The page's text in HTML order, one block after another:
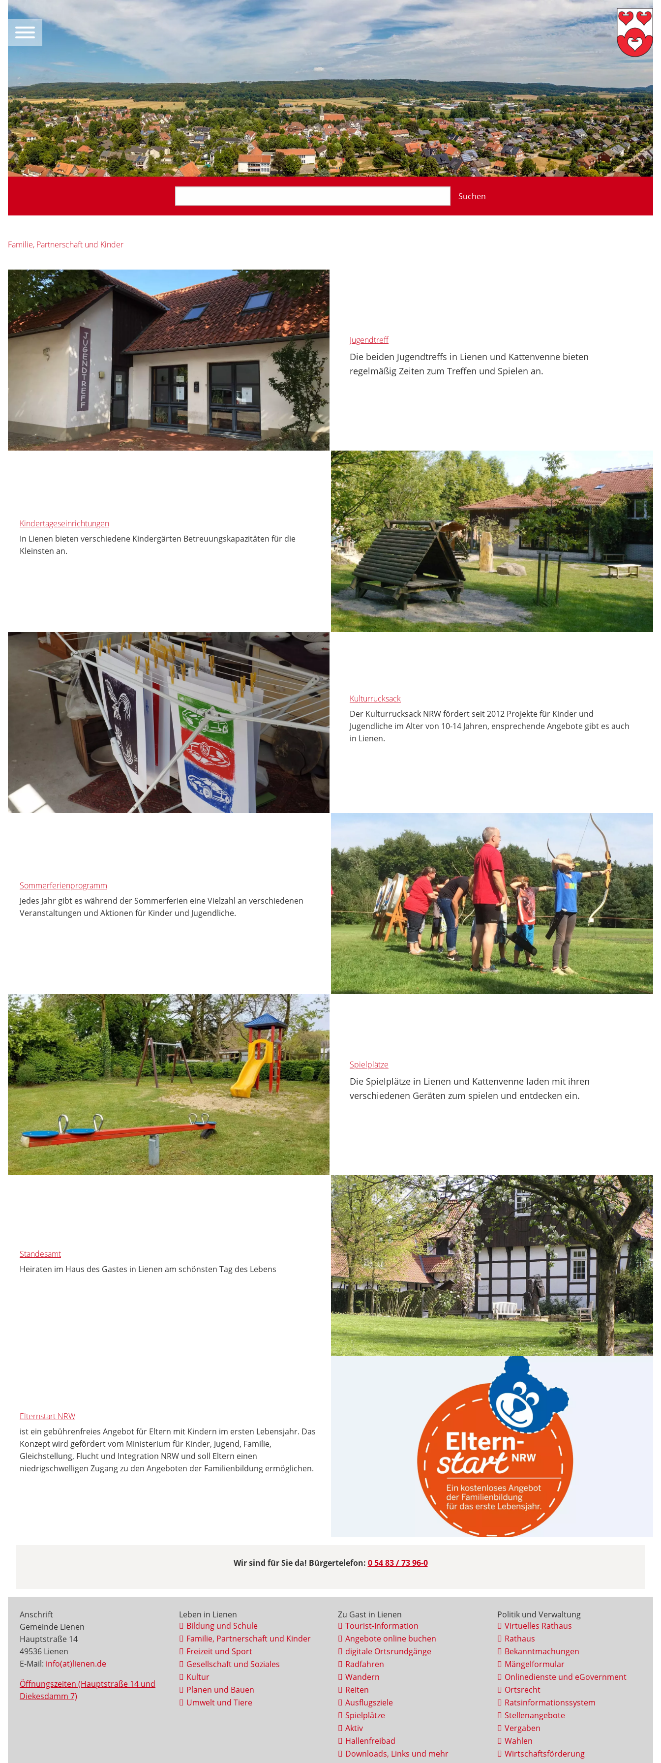
Suchen
Familie, Partnerschaft und Kinder
Jugendtreff
Die beiden Jugendtreffs in Lienen und Kattenvenne bieten
regelmäßig Zeiten zum Treffen und Spielen an.
Kindertageseinrichtungen
In Lienen bieten verschiedene Kindergärten Betreuungskapazitäten für die
Kleinsten an.
Kulturrucksack
Der Kulturrucksack NRW fördert seit 2012 Projekte für Kinder und
Jugendliche im Alter von 10-14 Jahren, ensprechende Angebote gibt es auch
in Lienen.
Sommerferienprogramm
Jedes Jahr gibt es während der Sommerferien eine Vielzahl an verschiedenen
Veranstaltungen und Aktionen für Kinder und Jugendliche.
Spielplätze
Die Spielplätze in Lienen und Kattenvenne laden mit ihren
verschiedenen Geräten zum spielen und entdecken ein.
Standesamt
Heiraten im Haus des Gastes in Lienen am schönsten Tag des Lebens
Elternstart NRW
ist ein gebührenfreies Angebot für Eltern mit Kindern im ersten Lebensjahr. Das
Konzept wird gefördert vom Ministerium für Kinder, Jugend, Familie,
Gleichstellung, Flucht und Integration NRW und soll Eltern einen
niedrigschwelligen Zugang zu den Angeboten der Familienbildung ermöglichen.
Wir sind für Sie da! Bürgertelefon: 0 54 83 / 73 96-0
Anschrift
Gemeinde Lienen
Hauptstraße 14
49536 Lienen
E-Mail: info(at)lienen.de
Öffnungszeiten (Hauptstraße 14 und
Diekesdamm 7)
Leben in Lienen
Bildung und Schule
Familie, Partnerschaft und Kinder
Freizeit und Sport
Gesellschaft und Soziales
Kultur
Planen und Bauen
Umwelt und Tiere
Zu Gast in Lienen
Tourist-Information
Angebote online buchen
digitale Ortsrundgänge
Radfahren
Wandern
Reiten
Ausflugsziele
Spielplätze
Aktiv
Hallenfreibad
Downloads, Links und mehr
Politik und Verwaltung
Virtuelles Rathaus
Rathaus
Bekanntmachungen
Mängelformular
Onlinedienste und eGovernment
Ortsrecht
Ratsinformationssystem
Stellenangebote
Vergaben
Wahlen
Wirtschaftsförderung